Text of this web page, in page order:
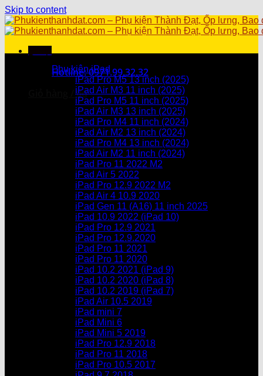
Skip to content
Hotline: 0971.99.32.32
Giỏ hàng /0₫
Chưa có sản phẩm trong giỏ hàng.
Chưa có sản phẩm trong giỏ hàng.
Danh mục sản phẩm
Phụ kiện iPad
iPad Pro M5 13 inch (2025)
iPad Air M3 11 inch (2025)
iPad Pro M5 11 inch (2025)
iPad Air M3 13 inch (2025)
iPad Pro M4 11 inch (2024)
iPad Air M2 13 inch (2024)
iPad Pro M4 13 inch (2024)
iPad Air M2 11 inch (2024)
iPad Pro 11 2022 M2
iPad Air 5 2022
iPad Pro 12.9 2022 M2
iPad Air 4 10.9 2020
iPad Gen 11 (A16) 11 inch 2025
iPad 10.9 2022 (iPad 10)
iPad Pro 12.9 2021
iPad Pro 12.9.2020
iPad Pro 11 2021
iPad Pro 11 2020
iPad 10.2 2021 (iPad 9)
iPad 10.2 2020 (iPad 8)
iPad 10.2 2019 (iPad 7)
iPad Air 10.5 2019
iPad mini 7
iPad Mini 6
iPad Mini 5 2019
iPad Pro 12.9 2018
iPad Pro 11 2018
iPad Pro 10.5 2017